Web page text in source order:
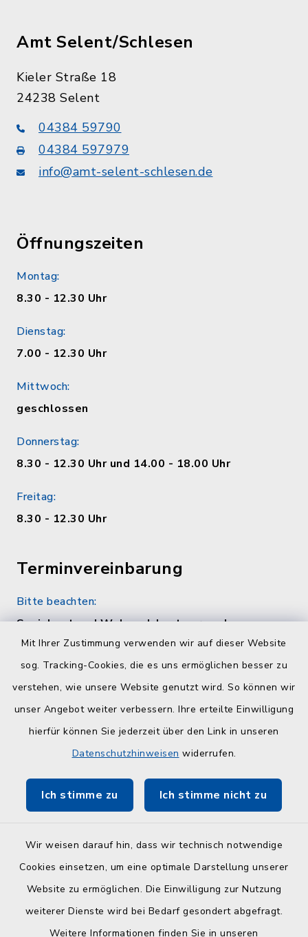
Mit Ihrer Zustimmung verwenden wir auf dieser Website
sog. Tracking-Cookies, die es uns ermöglichen besser zu
verstehen, wie unsere Website genutzt wird. So können wir
unser Angebot weiter verbessern. Ihre erteilte Einwilligung
hierfür können Sie jederzeit über den Link in unseren
Datenschutzhinweisen widerrufen.
Ich stimme zu Ich stimme nicht zu
Wir weisen darauf hin, dass wir technisch notwendige
Cookies einsetzen, um eine optimale Darstellung unserer
Website zu ermöglichen. Die Einwilligung zur Nutzung
weiterer Dienste wird bei Bedarf gesondert abgefragt.
Weitere Informationen finden Sie in unseren
Amt Selent/Schlesen
Kieler Straße 18
24238 Selent
04384 59790
04384 597979
info@amt-selent-schlesen.de
Öffnungszeiten
Montag:
8.30 - 12.30 Uhr
Dienstag:
7.00 - 12.30 Uhr
Mittwoch:
geschlossen
Donnerstag:
8.30 - 12.30 Uhr und 14.00 - 18.00 Uhr
Freitag:
8.30 - 12.30 Uhr
Terminvereinbarung
Bitte beachten:
Sozialamt und Wohngeldamt nur nach
telefonischer Vereinbarung unter 04384 5979-
Quicklinks
Kreisverwaltung Plön
ZuFiSH